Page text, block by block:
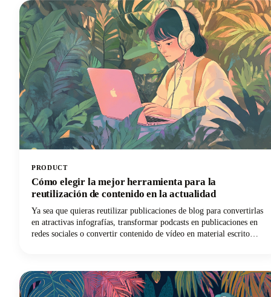
PRODUCT
Cómo elegir la mejor herramienta para la
reutilización de contenido en la actualidad
Ya sea que quieras reutilizar publicaciones de blog para convertirlas
en atractivas infografías, transformar podcasts en publicaciones en
redes sociales o convertir contenido de vídeo en material escrito
que pueden generar docenas de variaciones de contenido hasta
soluciones especializadas que destacan en tareas de reutilización